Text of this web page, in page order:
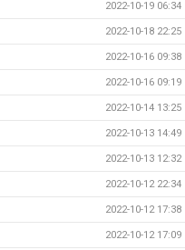
2022-10-19 06:34
2022-10-18 22:25
2022-10-16 09:38
2022-10-16 09:19
2022-10-14 13:25
2022-10-13 14:49
2022-10-13 12:32
2022-10-12 22:34
2022-10-12 17:38
2022-10-12 17:09